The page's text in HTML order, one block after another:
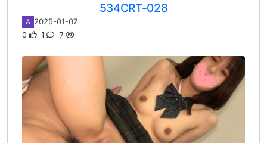
534CRT-028
A 2025-01-07
0 1 7